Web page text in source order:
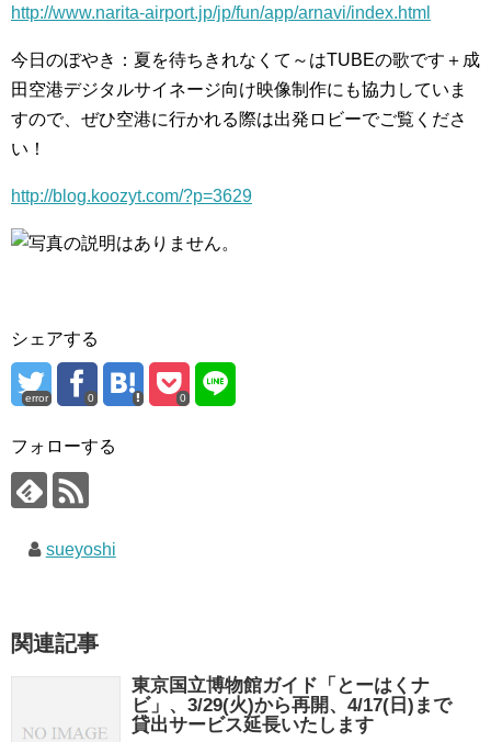
http://www.narita-airport.jp/jp/fun/app/arnavi/index.html
今日のぼやき：夏を待ちきれなくて～はTUBEの歌です＋成
田空港デジタルサイネージ向け映像制作にも協力していま
すので、ぜひ空港に行かれる際は出発ロビーでご覧くださ
い！
http://blog.koozyt.com/?p=3629
シェアする
error 0 0
フォローする
sueyoshi
関連記事
東京国立博物館ガイド「とーはくナ
ビ」、3/29(火)から再開、4/17(日)まで
貸出サービス延長いたします